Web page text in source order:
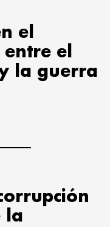
el
el
la guerra
la